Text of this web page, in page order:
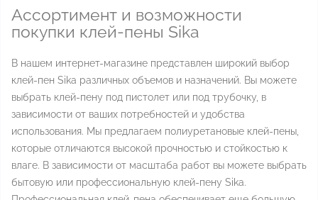
Ассортимент и возможности
покупки клей-пены Sika
В нашем интернет-магазине представлен широкий выбор
клей-пен Sika различных объемов и назначений. Вы можете
выбрать клей-пену под пистолет или под трубочку, в
зависимости от ваших потребностей и удобства
использования. Мы предлагаем полиуретановые клей-пены,
которые отличаются высокой прочностью и стойкостью к
влаге. В зависимости от масштаба работ вы можете выбрать
бытовую или профессиональную клей-пену Sika.